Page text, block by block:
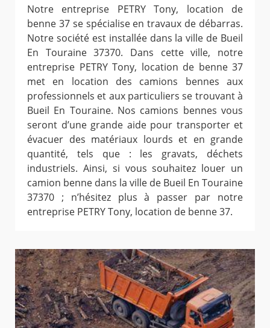
Notre entreprise PETRY Tony, location de
benne 37 se spécialise en travaux de débarras.
Notre société est installée dans la ville de Bueil
En Touraine 37370. Dans cette ville, notre
entreprise PETRY Tony, location de benne 37
met en location des camions bennes aux
professionnels et aux particuliers se trouvant à
Bueil En Touraine. Nos camions bennes vous
seront d’une grande aide pour transporter et
évacuer des matériaux lourds et en grande
quantité, tels que : les gravats, déchets
industriels. Ainsi, si vous souhaitez louer un
camion benne dans la ville de Bueil En Touraine
37370 ; n’hésitez plus à passer par notre
entreprise PETRY Tony, location de benne 37.